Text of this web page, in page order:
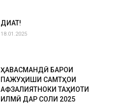
ДИҚҚАТ!
18.01.2025
ҲАВАСМАНДӢ БАРОИ
ПАЖУҲИШИ САМТҲОИ
АФЗАЛИЯТНОКИ ТАҲҚИҚОТИ
ИЛМӢ ДАР СОЛИ 2025